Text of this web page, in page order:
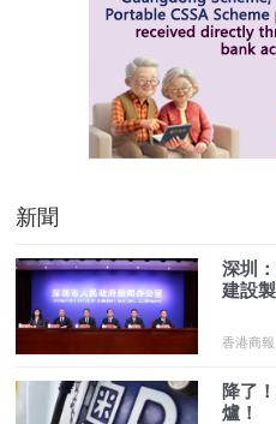
新聞
深圳
建設
香港商報
降了
爐！